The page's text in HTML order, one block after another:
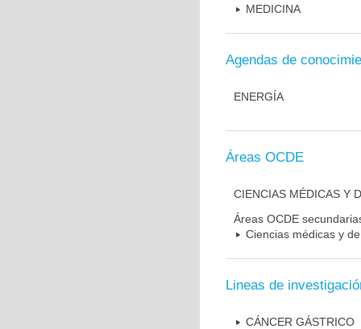
MEDICINA
Agendas de
ENERGÍA
Áreas OCDE
CIENCIAS MÉDICAS Y
Áreas OCDE
Ciencias médicas y
Lineas de
CÁNCER GÁSTRICO